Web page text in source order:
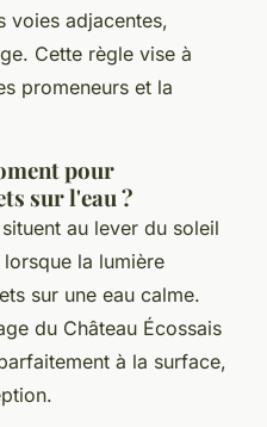
voies adjacentes,
Cette règle vise à
promeneurs et la
pour
sur l'eau ?
au lever du soleil
lorsque la lumière
sur une eau calme.
du Château Écossais
à la surface,